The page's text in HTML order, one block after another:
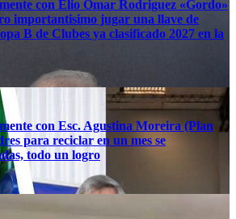
con Elio Omar Rodriguez «Gordo»
importantisimo jugar una llave de
B de Clubes ya clasificado 2027 en la
con Esc. Agustina Moreira (Plan
para reciclar en un mes se
todo un logro